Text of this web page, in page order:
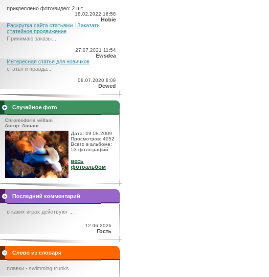
прикреплено фото/видео: 2 шт.
18.02.2022 16:58
Hobie
Раскрутка сайта статьями | Заказать
статейное продвижение
Принимаю заказы...
27.07.2021 11:54
Ewsdea
Интересная статья для новичков
статья и правда...
08.07.2020 8:09
Dewed
Случайное фото
Chromodoris willani
Автор: Аонанг
Дата: 09.08.2009
Просмотров: 4052
Всего в альбоме:
53 фотографий
весь
фотоальбом
Последний комментарий
в каких играх действуют ...
12.06.2026
Гость
Слово из словаря
плавки - swimming trunks